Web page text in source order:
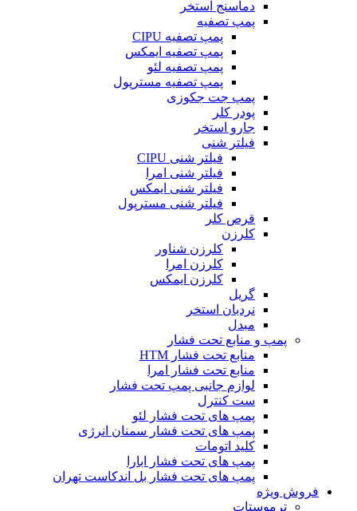
دماسنج استخر
پمپ تصفیه
پمپ تصفیه CIPU
پمپ تصفیه ایمکس
پمپ تصفیه لئو
پمپ تصفیه مسترپول
پمپ جت جکوزی
پودر کلر
جارو استخر
فیلتر شنی
فیلتر شنی CIPU
فیلتر شنی امرا
فیلتر شنی ایمکس
فیلتر شنی مسترپول
قرص کلر
کلرزن
کلرزن شناور
کلرزن امرا
کلرزن ایمکس
گریل
نردبان استخر
مبدل
پمپ و منابع تحت فشار
منابع تحت فشار HTM‎
منابع تحت فشار امرا
لوازم جانبی پمپ تحت فشار
ست کنترل
پمپ های تحت فشار لئو
پمپ های تحت فشار سمنان انرژی
کلید اتومات
پمپ های تحت فشار ابارا
پمپ های تحت فشار بل اندکاست تهران
فروش ویژه
ترموستات